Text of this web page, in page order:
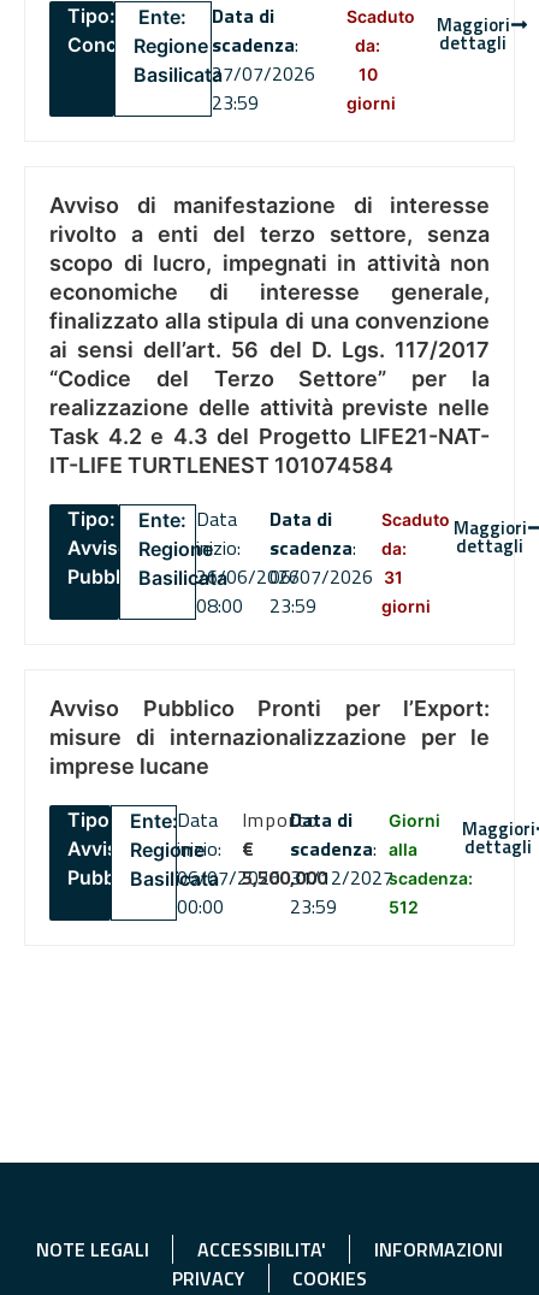
Tipo:
Concorsi
Ente:
Regione
Basilicata
Data di
scadenza:
27/07/2026
23:59
Scaduto
da:
10
giorni
Maggiori
dettagli
Avviso di manifestazione di interesse
rivolto a enti del terzo settore, senza
scopo di lucro, impegnati in attività non
economiche di interesse generale,
finalizzato alla stipula di una convenzione
ai sensi dell’art. 56 del D. Lgs. 117/2017
“Codice del Terzo Settore” per la
realizzazione delle attività previste nelle
Task 4.2 e 4.3 del Progetto LIFE21-NAT-
IT-LIFE TURTLENEST 101074584
Tipo:
Avviso
Pubblico
Ente:
Regione
Basilicata
Data
inizio:
26/06/2026
08:00
Data di
scadenza:
06/07/2026
23:59
Scaduto
da:
31
giorni
Maggiori
dettagli
Avviso Pubblico Pronti per l’Export:
misure di internazionalizzazione per le
imprese lucane
Tipo:
Avviso
Pubblico
Ente:
Regione
Basilicata
Data
inizio:
06/07/2026
00:00
Importo
€
5,500,000
Data di
scadenza:
31/12/2027
23:59
Giorni
alla
scadenza:
512
Maggiori
dettagli
NOTE LEGALI ACCESSIBILITA'
INFORMAZIONI
PRIVACY
COOKIES